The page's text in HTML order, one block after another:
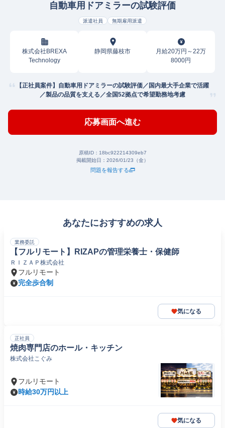
自動車用ドアミラーの試験評価
派遣社員 無期雇用派遣
株式会社BREXA
Technology
静岡県藤枝市
月給20万円～22万
8000円
【正社員案件】自動車用ドアミラーの試験評価／国内最大手企業で活躍
／製品の品質を支える／全国52拠点で希望勤務地考慮
応募画面へ進む
原稿ID： 18bc922214309eb7
掲載開始日： 2026/01/23（金）
問題を報告する
あなたにおすすめの求人
業務委託
【フルリモート】RIZAPの管理栄養士・保健師
ＲＩＺＡＰ株式会社
フルリモート
完全歩合制
気になる
正社員
焼肉専門店のホール・キッチン
株式会社こぐみ
フルリモート
時給30万円以上
気になる